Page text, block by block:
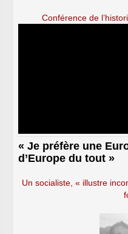
Conférence de
« Je préfère une
d’Europe du tout »
Un socialiste, « illustre